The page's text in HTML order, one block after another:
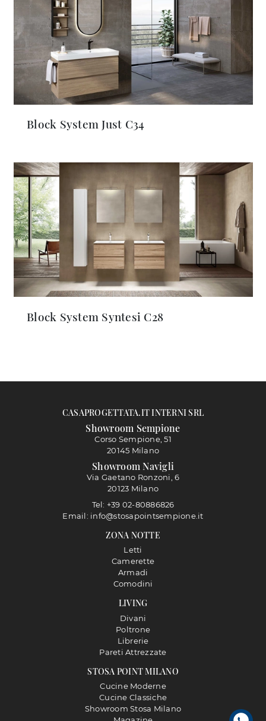
Block System Just C34
Block System Syntesi C28
STOSA POINT MILANO
Cucine Moderne
Cucine Classiche
Showroom Stosa Milano
LIVING
Divani
Poltrone
Librerie
Pareti Attrezzate
ZONA NOTTE
Letti
Camerette
Armadi
Comodini
CASAPROGETTATA.IT INTERNI SRL
Showroom Sempione
Corso Sempione, 51
20145 Milano
Showroom Navigli
Via Gaetano Ronzoni, 6
20123 Milano
Tel: +39 02-80886826
Email: info@stosapointsempione.it